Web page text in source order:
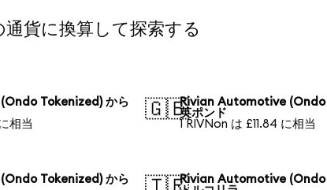
に換算して探索する
Tokenized) から
相当
🇬🇧Rivian Automotive (Ondo
英ポンド
1 RIVNon は £11.84 に相当
Tokenized) から
Rivian Automotive (Ondo